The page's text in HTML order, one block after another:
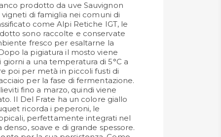
prodotto da uve Sauvignon
di famiglia nei comuni di
come Alpi Retiche IGT, le
sono raccolte e conservate
fresco per esaltarne la
la pigiatura il mosto viene
a una temperatura di 5°C a
poi per metà in piccoli fusti di
per la fase di fermentazione.
fino a marzo, quindi viene
Il Del Frate ha un colore giallo
ricorda i peperoni, le
perfettamente integrati nel
soave e di grande spessore.